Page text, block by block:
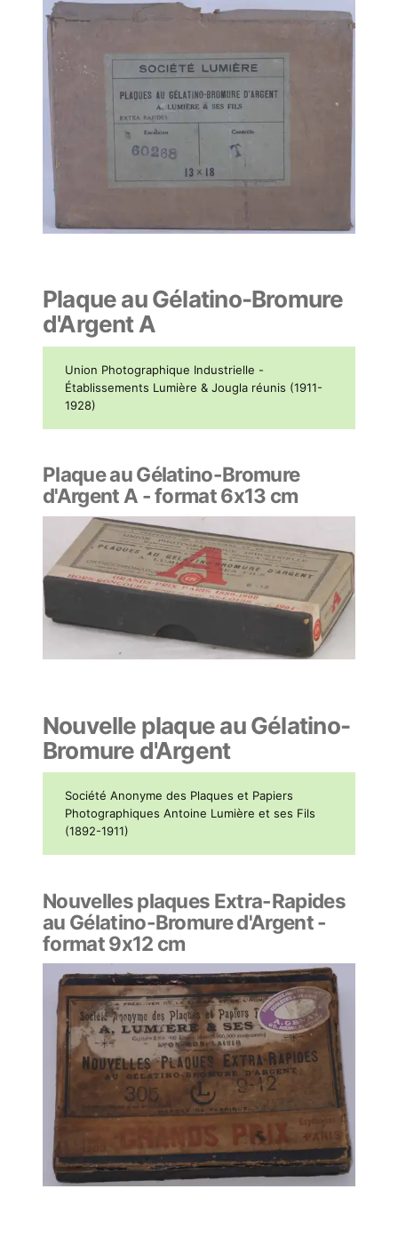
Plaque au Gélatino-Bromure
d'Argent A
Union Photographique Industrielle -
Établissements Lumière & Jougla réunis (1911-
1928)
Plaque au Gélatino-Bromure
d'Argent A - format 6x13 cm
Nouvelle plaque au Gélatino-
Bromure d'Argent
Société Anonyme des Plaques et Papiers
Photographiques Antoine Lumière et ses Fils
(1892-1911)
Nouvelles plaques Extra-Rapides
au Gélatino-Bromure d'Argent -
format 9x12 cm